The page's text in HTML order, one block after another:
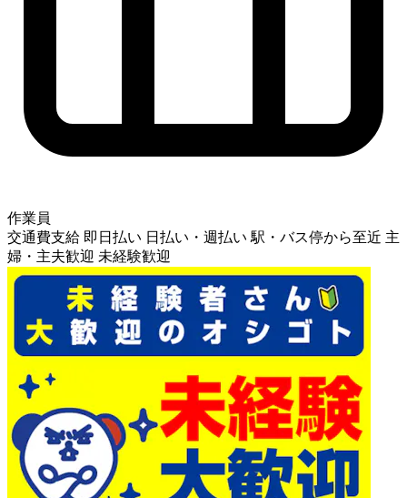
作業員
交通費支給 即日払い 日払い・週払い 駅・バス停から至近 主
婦・主夫歓迎 未経験歓迎